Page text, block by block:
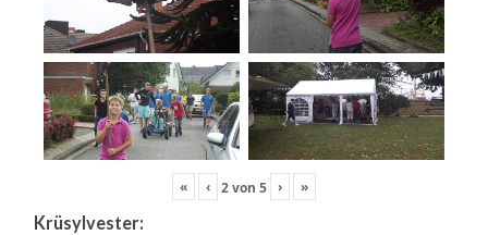
« ‹ 2von 5 › »
Krüsylvester: